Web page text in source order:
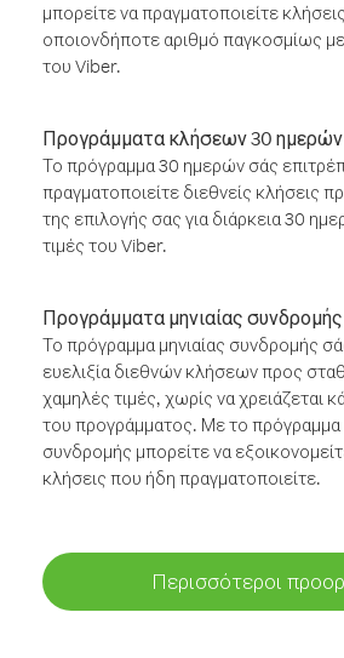
μπορείτε να πραγματοποιείτε
οποιονδήποτε αριθμό παγκοσμίως με
του Viber.
Προγράμματα κλήσεων 30 ημερών
Το πρόγραμμα 30 ημερών σάς
πραγματοποιείτε διεθνείς κλήσεις
της επιλογής σας για διάρκεια 30
τιμές του Viber.
Προγράμματα μηνιαίας συνδρομής
Το πρόγραμμα μηνιαίας συνδρομής
ευελιξία διεθνών κλήσεων προς
χαμηλές τιμές, χωρίς να χρειάζεται
του προγράμματος. Με το πρόγραμμα
συνδρομής μπορείτε να
κλήσεις που ήδη πραγματοποιείτε.
Περισσότεροι